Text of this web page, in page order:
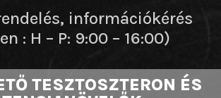
TESZTOSZTERON ÉS
információkérés
: H – P: 9:00 – 16:00)